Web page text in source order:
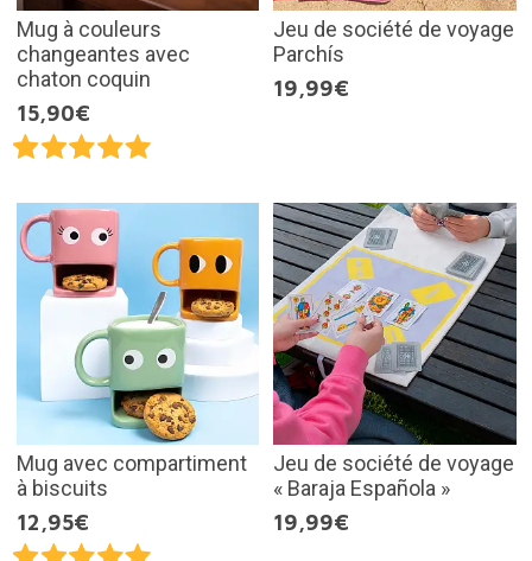
Mug à couleurs
changeantes avec
chaton coquin
15,90€
Jeu de société de voyage
Parchís
19,99€
Mug avec compartiment
à biscuits
12,95€
Jeu de société de voyage
« Baraja Española »
19,99€